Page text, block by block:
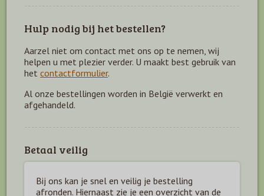
Hulp nodig bij het bestellen?
Aarzel niet om contact met ons op te nemen, wij
helpen u met plezier verder. U maakt best gebruik van
het contactformulier.
Al onze bestellingen worden in België verwerkt en
afgehandeld.
Betaal veilig
Bij ons kan je snel en veilig je bestelling
afronden. Hiernaast zie je een overzicht van de